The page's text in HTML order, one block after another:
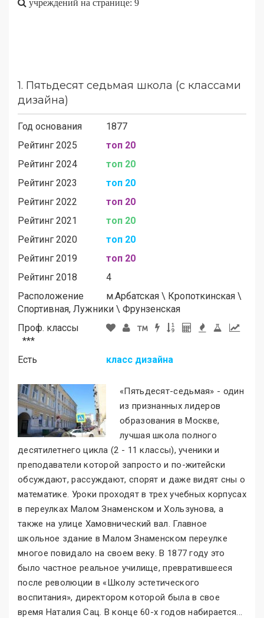
учреждений на странице: 9
1. Пятьдесят седьмая школа (с классами
дизайна)
Год основания
1877
Рейтинг 2025
топ 20
Рейтинг 2024
топ 20
Рейтинг 2023
топ 20
Рейтинг 2022
топ 20
Рейтинг 2021
топ 20
Рейтинг 2020
топ 20
Рейтинг 2019
топ 20
Рейтинг 2018
4
Расположение
м.Арбатская \ Кропоткинская \
Спортивная, Лужники \ Фрунзенская
Проф. классы
***
Есть
класс дизайна
«Пятьдесят-седьмая» - один
из признанных лидеров
образования в Москве,
лучшая школа полного
десятилетнего цикла (2 - 11 классы), ученики и
преподаватели которой запросто и по-житейски
обсуждают, рассуждают, спорят и даже видят сны о
математике. Уроки проходят в трех учебных корпусах
в переулках Малом Знаменском и Хользунова, а
также на улице Хамовнический вал. Главное
школьное здание в Малом Знаменском переулке
многое повидало на своем веку. В 1877 году это
было частное реальное училище, превратившееся
после революции в «Школу эстетического
воспитания», директором которой была в свое
время Наталия Сац. В конце 60-х годов набирается...